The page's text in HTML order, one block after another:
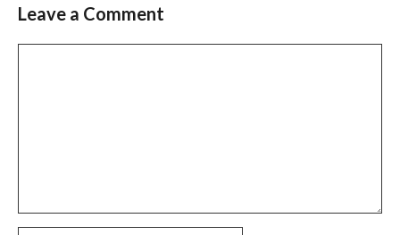
Leave a Comment